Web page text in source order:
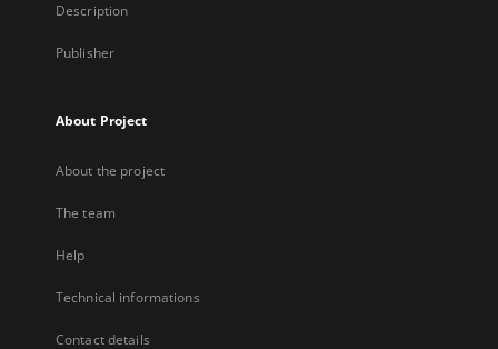
Description
Publisher
About Project
About the project
The team
Help
Technical informations
Contact details